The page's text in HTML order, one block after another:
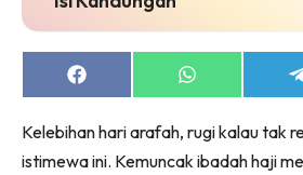
Share
on
Share
on
Kelebihan hari arafah, rugi kalau tak
istimewa ini. Kemuncak ibadah haji